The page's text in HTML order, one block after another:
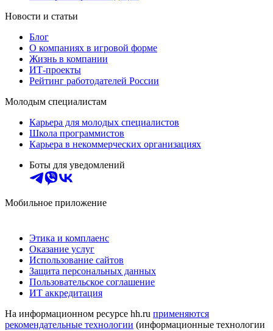
Новости и статьи
Блог
О компаниях в игровой форме
Жизнь в компании
ИТ-проекты
Рейтинг работодателей России
Молодым специалистам
Карьера для молодых специалистов
Школа программистов
Карьера в некоммерческих организациях
Боты для уведомлений
Мобильное приложение
Этика и комплаенс
Оказание услуг
Использование сайтов
Защита персональных данных
Пользовательское соглашение
ИТ аккредитация
На информационном ресурсе hh.ru применяются
рекомендательные технологии (информационные технологии